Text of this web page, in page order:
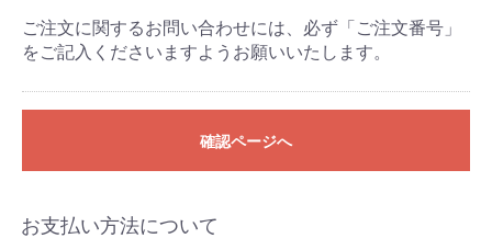
ご注文に関するお問い合わせには、必ず「ご注文番号」
をご記入くださいますようお願いいたします。
確認ページへ
お支払い方法について